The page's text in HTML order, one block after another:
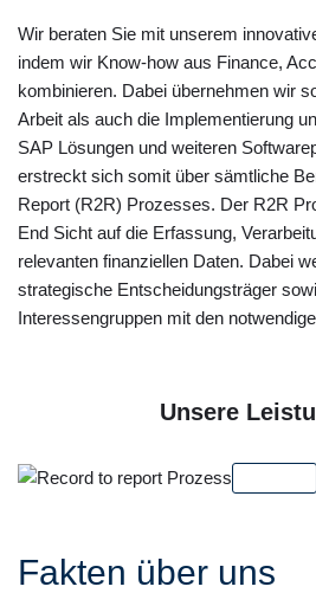
Wir beraten Sie mit unserem
indem wir Know-how aus Finance,
kombinieren. Dabei übernehmen wir
Arbeit als auch die Implementierung
SAP Lösungen und weiteren
erstreckt sich somit über sämtliche
Report (R2R) Prozesses. Der R2R
End Sicht auf die Erfassung,
relevanten finanziellen Daten. Dabei
strategische Entscheidungsträger
Interessengruppen mit den
Unsere
Fakten über uns